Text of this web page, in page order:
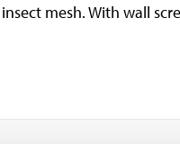
mesh. With wall